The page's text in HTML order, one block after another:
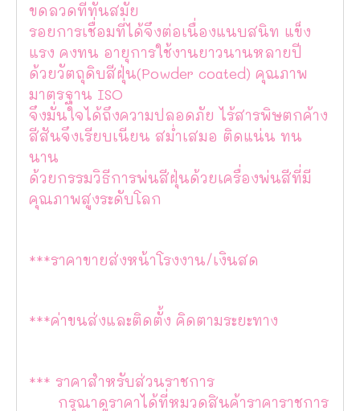
ขดลวดที่ทันสมัย
รอยการเชื่อมที่ได้จึงต่อเนื่องแนบสนิท แข็ง
แรง คงทน อายุการใช้งานยาวนานหลายปี
ด้วยวัตถุดิบสีฝุ่น(Powder coated) คุณภาพ
มาตรฐาน ISO
จึงมั่นใจได้ถึงความปลอดภัย ไร้สารพิษตกค้าง
สีสันจึงเรียบเนียน สม่ำเสมอ ติดแน่น ทน
นาน
ด้วยกรรมวิธีการพ่นสีฝุ่นด้วยเครื่องพ่นสีที่มี
คุณภาพสูงระดับโลก
***ราคาขายส่งหน้าโรงงาน/เงินสด
***ค่าขนส่งและติดตั้ง คิดตามระยะทาง
*** ราคาสำหรับส่วนราชการ
กรุณาดูราคาได้ที่หมวดสินค้าราคาราชการ